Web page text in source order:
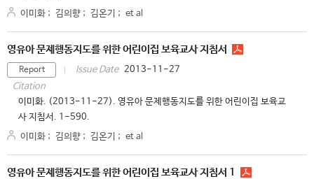
이미화 ; 김의향 ; 김온기 ; et al
영유아 문제행동지도를 위한 어린이집 보육교사 지침서
Report Issue Date 2013-11-27
Citation
이미화. (2013-11-27). 영유아 문제행동지도를 위한 어린이집 보육교
사 지침서. 1-590.
이미화 ; 김의향 ; 김온기 ; et al
영유아 문제행동지도를 위한 어린이집 보육교사 지침서 1